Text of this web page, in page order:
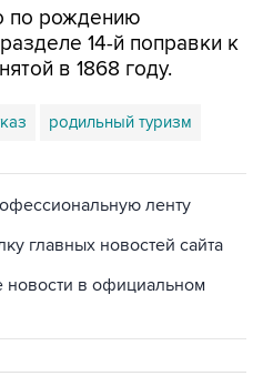
по рождению
14-й поправки к
в 1868 году.
родильный туризм
ленту
главных новостей сайта
новости в официальном